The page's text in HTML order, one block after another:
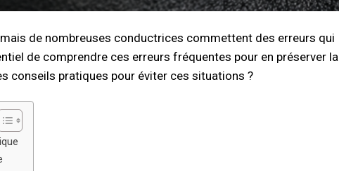
de nombreuses conductrices commettent des erreurs qui
de comprendre ces erreurs fréquentes pour en préserver la
conseils pratiques pour éviter ces situations ?